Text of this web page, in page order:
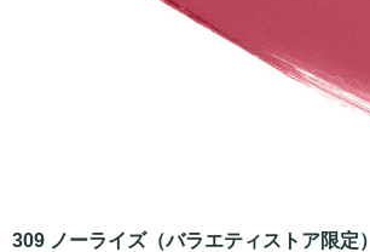
309 ノーライズ（バラエティストア限定）